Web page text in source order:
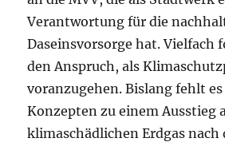
Verantwortung für die
Daseinsvorsorge hat. Vielfach
den Anspruch, als
voranzugehen. Bislang fehlt
Konzepten zu einem Ausstieg
klimaschädlichen Erdgas nach